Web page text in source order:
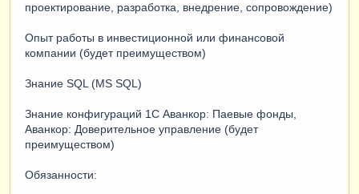
проектирование, разработка, внедрение, сопровождение)
Опыт работы в инвестиционной или финансовой
компании (будет преимуществом)
Знание SQL (MS SQL)
Знание конфигураций 1С Аванкор: Паевые фонды,
Аванкор: Доверительное управление (будет
преимуществом)
Обязанности: